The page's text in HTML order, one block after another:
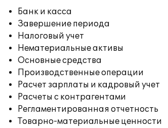
Банк и касса
Завершение периода
Налоговый учет
Нематериальные активы
Основные средства
Производственные операции
Расчет зарплаты и кадровый учет
Расчеты с контрагентами
Регламентированная отчетность
Товарно-материальные ценности